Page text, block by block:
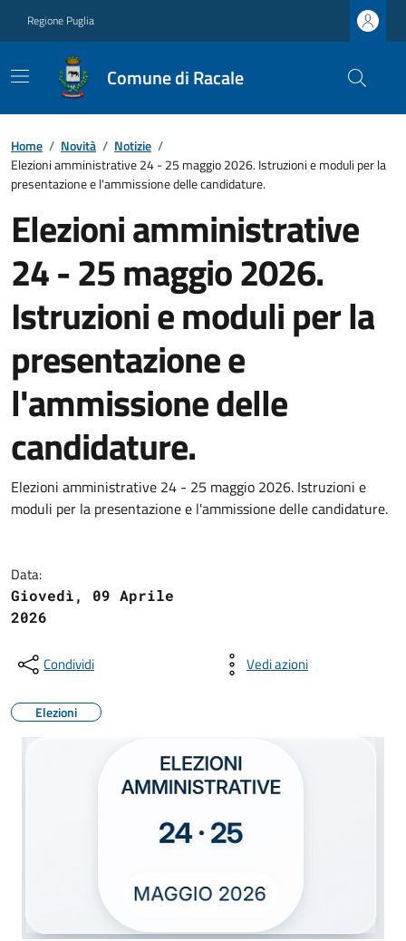
Regione Puglia
Comune di Racale
Home / Novità / Notizie /
Elezioni amministrative 24 - 25 maggio 2026. Istruzioni e moduli per la
presentazione e l'ammissione delle candidature.
Elezioni amministrative
24 - 25 maggio 2026.
Istruzioni e moduli per la
presentazione e
l'ammissione delle
candidature.
Elezioni amministrative 24 - 25 maggio 2026. Istruzioni e
moduli per la presentazione e l'ammissione delle candidature.
Data:
Giovedì, 09 Aprile
2026
Condividi Vedi azioni
Elezioni